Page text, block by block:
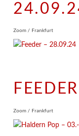
Zoom / Frankfurt
Zoom / Frankfurt